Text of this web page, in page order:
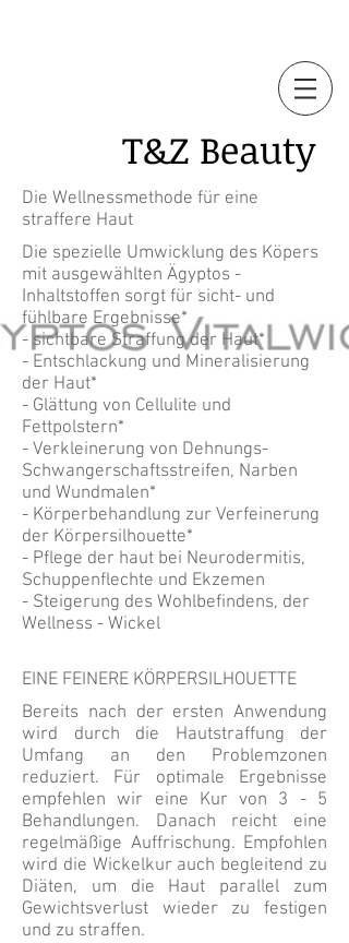
T&Z Beauty
Die Wellnessmethode für eine
straffere Haut
Die spezielle Umwicklung des Köpers
mit ausgewählten Ägyptos -
Inhaltstoffen sorgt für sicht- und
fühlbare Ergebnisse*
- sichtbare Straffung der Haut*
- Entschlackung und Mineralisierung
der Haut*
- Glättung von Cellulite und
Fettpolstern*
- Verkleinerung von Dehnungs-
Schwangerschaftsstreifen, Narben
und Wundmalen*
- Körperbehandlung zur Verfeinerung
der Körpersilhouette*
- Pflege der haut bei Neurodermitis,
Schuppenflechte und Ekzemen
- Steigerung des Wohlbefindens, der
Wellness - Wickel
EINE FEINERE KÖRPERSILHOUETTE
Bereits nach der ersten Anwendung
wird durch die Hautstraffung der
Umfang an den Problemzonen
reduziert. Für optimale Ergebnisse
empfehlen wir eine Kur von 3 - 5
Behandlungen. Danach reicht eine
regelmäßige Auffrischung. Empfohlen
wird die Wickelkur auch begleitend zu
Diäten, um die Haut parallel zum
Gewichtsverlust wieder zu festigen
und zu straffen.